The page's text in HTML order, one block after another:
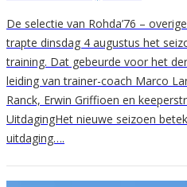
De selectie van Rohda’76 –
trapte dinsdag 4 augustus het
training. Dat gebeurde voor het
leiding van trainer-coach Marco
Ranck, Erwin Griffioen en
UitdagingHet nieuwe seizoen
uitdaging….